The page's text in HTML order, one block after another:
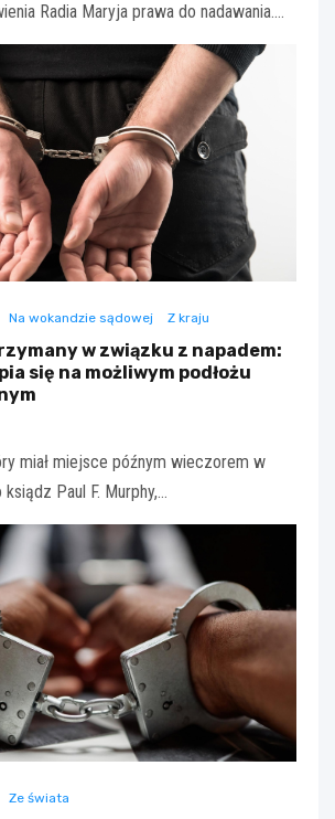
Radia Maryja prawa do nadawania.…
Na wokandzie sądowej Z kraju
w związku z napadem:
się na możliwym podłożu
miał miejsce późnym wieczorem w
Paul F. Murphy,…
Ze świata